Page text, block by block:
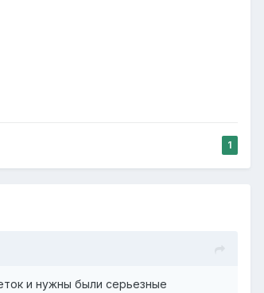
1
и нужны были серьезные